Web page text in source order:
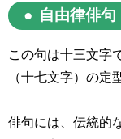
自由律俳句
この句は十三文字
（十七文字）の定
俳句には、伝統的